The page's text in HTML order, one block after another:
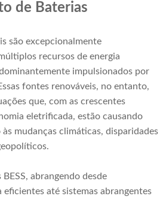
de Baterias
são excepcionalmente
recursos de energia
impulsionados por
fontes renováveis, no entanto,
que, com as crescentes
eletrificada, estão causando
mudanças climáticas, disparidades
BESS, abrangendo desde
eficientes até sistemas abrangentes